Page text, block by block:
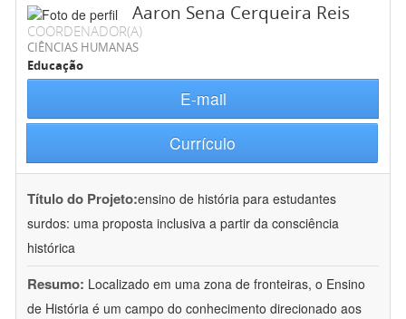
Aaron Sena Cerqueira Reis
COORDENADOR(A)
CIÊNCIAS HUMANAS
Educação
E-mail
Currículo
Título do Projeto:ensino de história para estudantes
surdos: uma proposta inclusiva a partir da consciência
histórica
Resumo: Localizado em uma zona de fronteiras, o Ensino
de História é um campo do conhecimento direcionado aos